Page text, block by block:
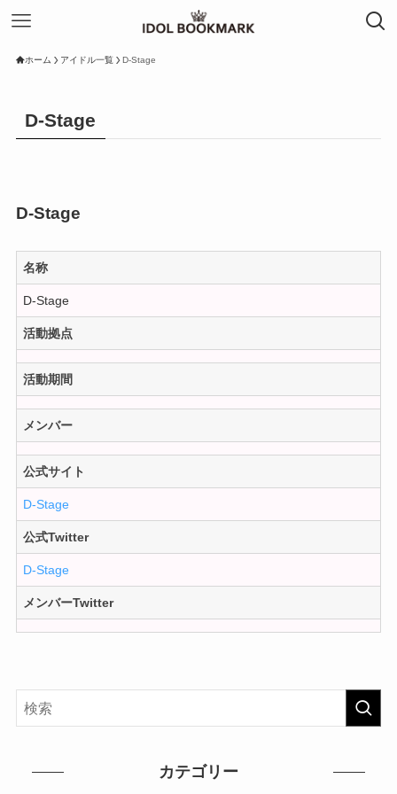
ホーム アイドル一覧 D-Stage
D-Stage
D-Stage
名称
D-Stage
活動拠点
活動期間
メンバー
公式サイト
D-Stage
公式Twitter
D-Stage
メンバーTwitter
カテゴリー